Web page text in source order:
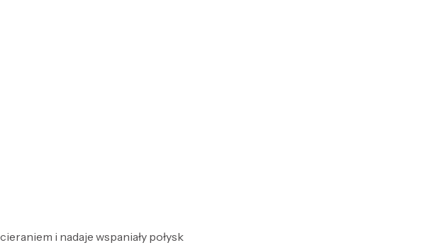
i nadaje wspaniały połysk